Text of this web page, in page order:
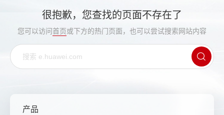
很抱歉，您查找的页面不存在了
您可以访问首页或下方的热门页面，也可以尝试搜索网站内容
产品